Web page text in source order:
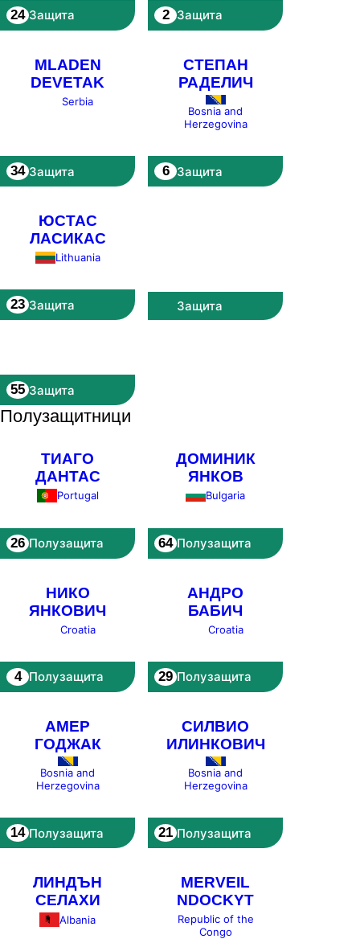
24 Защита 2 Защита
MLADEN
DEVETAK
Serbia
34 Защита
СТЕПАН
РАДЕЛИЧ
Bosnia and
Herzegovina
6 Защита
ЮСТАС
ЛАСИКАС
Lithuania
23 Защита Защита
55 Защита
Полузащитници
ТИАГО
ДАНТАС
Portugal
26 Полузащита
ДОМИНИК
ЯНКОВ
Bulgaria
64 Полузащита
НИКО
ЯНКОВИЧ
Croatia
4 Полузащита
АНДРО
БАБИЧ
Croatia
29 Полузащита
АМЕР
ГОДЖАК
Bosnia and
Herzegovina
14 Полузащита
СИЛВИО
ИЛИНКОВИЧ
Bosnia and
Herzegovina
21 Полузащита
ЛИНДЪН
СЕЛАХИ
Albania
MERVEIL
NDOCKYT
Republic of the
Congo